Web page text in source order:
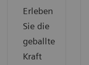
Erleben
Sie die
geballte
Kraft